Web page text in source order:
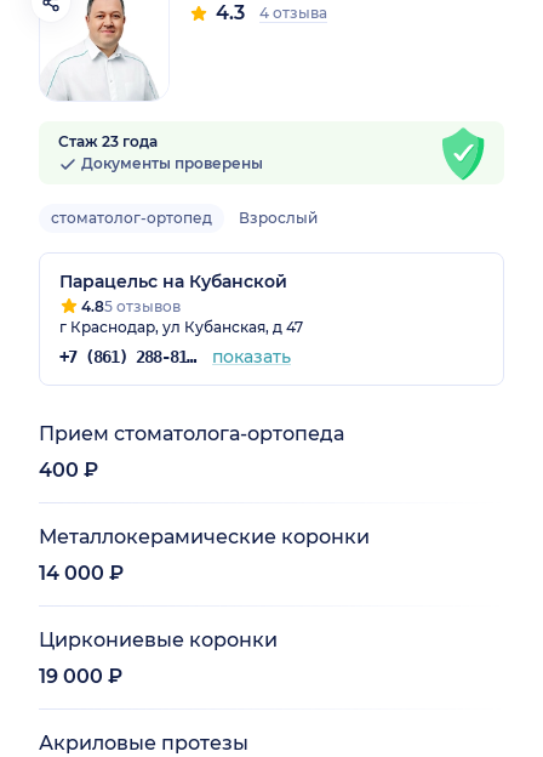
4.3 4 отзыва
Стаж 23 года
Документы проверены
стоматолог-ортопед Взрослый
Парацельс на Кубанской
4.85 отзывов
г Краснодар, ул Кубанская, д 47
+7 (861) 288-81-92 показать
Прием стоматолога-ортопеда
400 ₽
Металлокерамические коронки
14 000 ₽
Циркониевые коронки
19 000 ₽
Акриловые протезы